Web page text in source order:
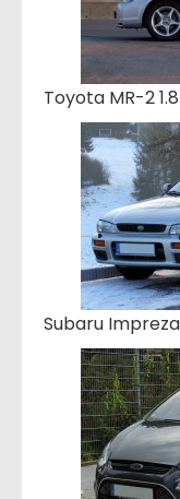
Toyota MR-2
Subaru Impreza